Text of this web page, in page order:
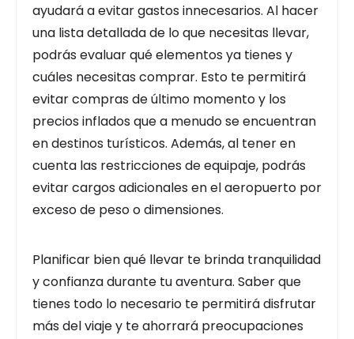
ayudará a evitar gastos innecesarios. Al hacer
una lista detallada de lo que necesitas llevar,
podrás evaluar qué elementos ya tienes y
cuáles necesitas comprar. Esto te permitirá
evitar compras de último momento y los
precios inflados que a menudo se encuentran
en destinos turísticos. Además, al tener en
cuenta las restricciones de equipaje, podrás
evitar cargos adicionales en el aeropuerto por
exceso de peso o dimensiones.
Planificar bien qué llevar te brinda tranquilidad
y confianza durante tu aventura. Saber que
tienes todo lo necesario te permitirá disfrutar
más del viaje y te ahorrará preocupaciones